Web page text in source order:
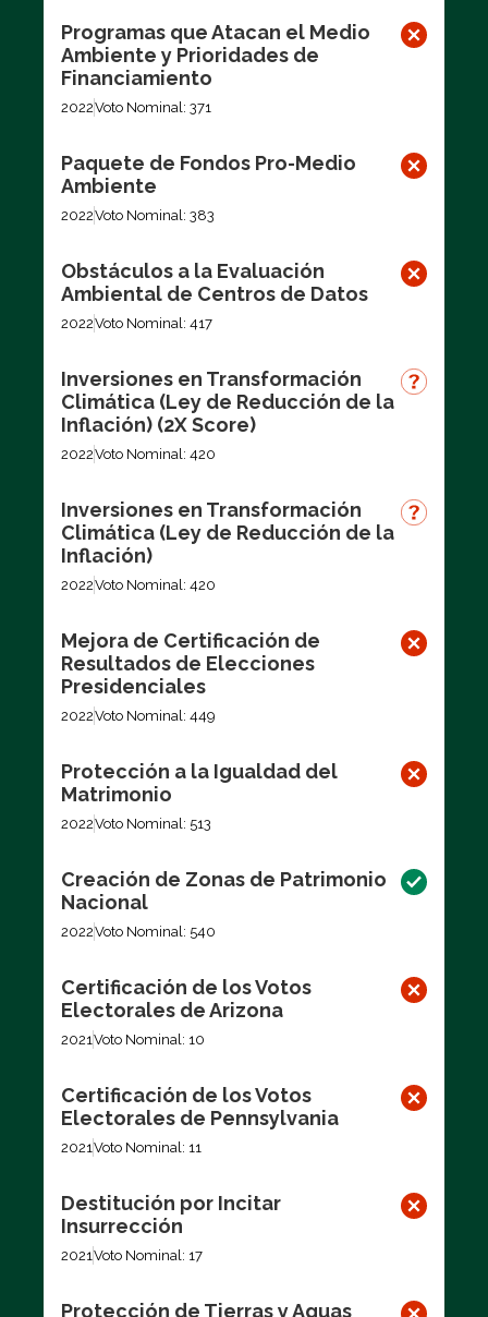
Programas que Atacan el Medio
Ambiente y Prioridades de
Financiamiento
2022Voto Nominal: 371
Paquete de Fondos Pro-Medio
Ambiente
2022Voto Nominal: 383
Obstáculos a la Evaluación
Ambiental de Centros de Datos
2022Voto Nominal: 417
Inversiones en Transformación
Climática (Ley de Reducción de la
Inflación) (2X Score)
2022Voto Nominal: 420
Inversiones en Transformación
Climática (Ley de Reducción de la
Inflación)
2022Voto Nominal: 420
Mejora de Certificación de
Resultados de Elecciones
Presidenciales
2022Voto Nominal: 449
Protección a la Igualdad del
Matrimonio
2022Voto Nominal: 513
Creación de Zonas de Patrimonio
Nacional
2022Voto Nominal: 540
Certificación de los Votos
Electorales de Arizona
2021Voto Nominal: 10
Certificación de los Votos
Electorales de Pennsylvania
2021Voto Nominal: 11
Destitución por Incitar
Insurrección
2021Voto Nominal: 17
Protección de Tierras y Aguas